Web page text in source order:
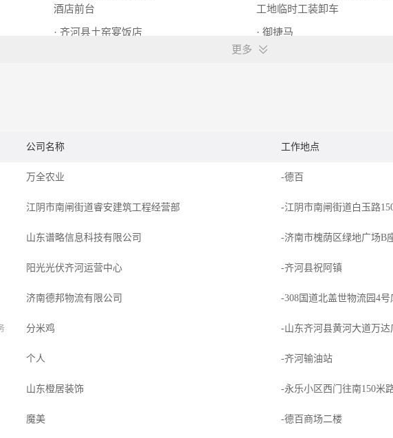
酒店前台
工地临时工装卸车
· 齐河县土窑宴饭店
· 御捷马
普工
更多
公司名称 工作地点
万全农业 -德百
江阴市南闸街道睿安建筑工程经营部 -江阴市南闸街道白玉路
山东谱略信息科技有限公司 -济南市槐荫区绿地广场B
阳光光伏齐河运营中心 -齐河县祝阿镇
济南德邦物流有限公司 -308国道北盖世物流园4号
分米鸡 -山东齐河县黄河大道万达
个人 -齐河输油站
山东橙居装饰 -永乐小区西门往南150米
魔美 -德百商场二楼